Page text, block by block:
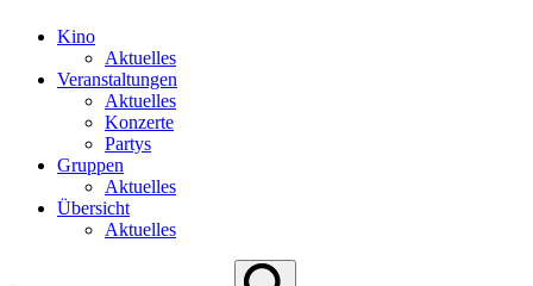
Kino
Aktuelles
Veranstaltungen
Aktuelles
Konzerte
Partys
Gruppen
Aktuelles
Übersicht
Aktuelles